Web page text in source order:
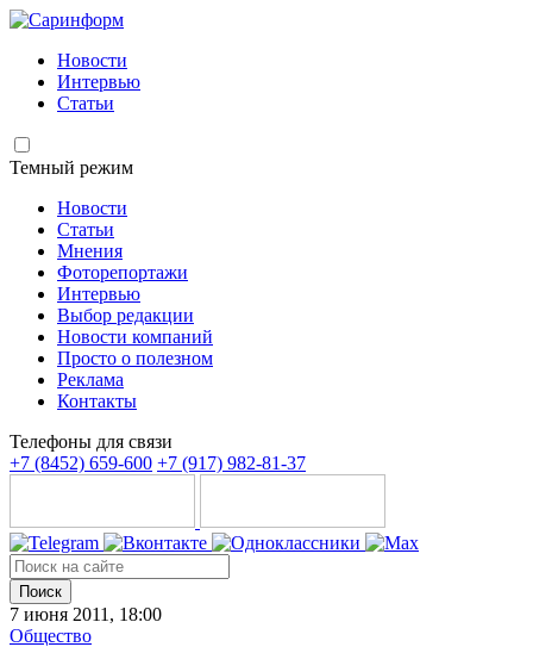
Новости
Интервью
Статьи
Темный режим
Новости
Статьи
Мнения
Фоторепортажи
Интервью
Выбор редакции
Новости компаний
Просто о полезном
Реклама
Контакты
Телефоны для связи
+7 (8452) 659-600 +7 (917) 982-81-37
Поиск
7 июня 2011, 18:00
Общество